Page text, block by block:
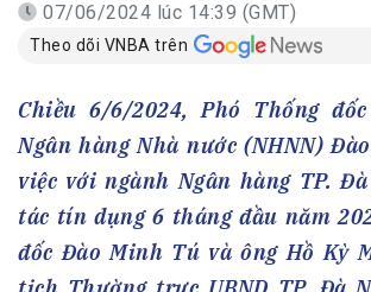
07/06/2024 lúc 14:39 (GMT)
Theo dõi VNBA trên
Chiều 6/6/2024, Phó Thống
Ngân hàng Nhà nước (NHNN)
việc với ngành Ngân hàng TP.
tác tín dụng 6 tháng đầu năm
đốc Đào Minh Tú và ông Hồ Kỳ